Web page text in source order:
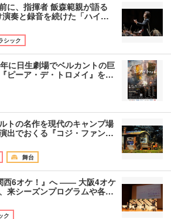
に、指揮者 飯森範親が語る
奏と録音を続けた「ハイ…
シック
に日生劇場でベルカントの巨
ピーア・デ・トロメイ』を…
トの名作を現代のキャンプ場
出でおくる『コジ・ファン…
舞台
西6オケ！』へ ―― 大阪4オケ
来シーズンプログラムや各…
ク